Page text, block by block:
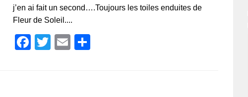
j’en ai fait un second….Toujours les toiles enduites de
Fleur de Soleil....
Facebook
TwitterEmail